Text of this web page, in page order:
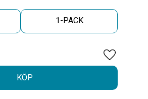
1-PACK
KÖP
Lägg till i